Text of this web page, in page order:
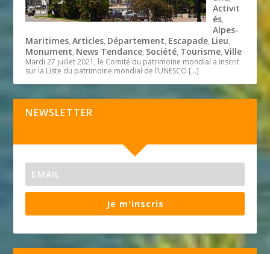
Activit
és,
Alpes-
Maritimes,Articles, Département, Escapade, Lieu,
Monument, News Tendance, Société, Tourisme,Ville
Mardi 27 juillet 2021, le Comité du patrimoine mondial a inscrit
sur la Liste du patrimoine mondial de l’UNESCO […]
NEWSLETTER
Je m'inscris